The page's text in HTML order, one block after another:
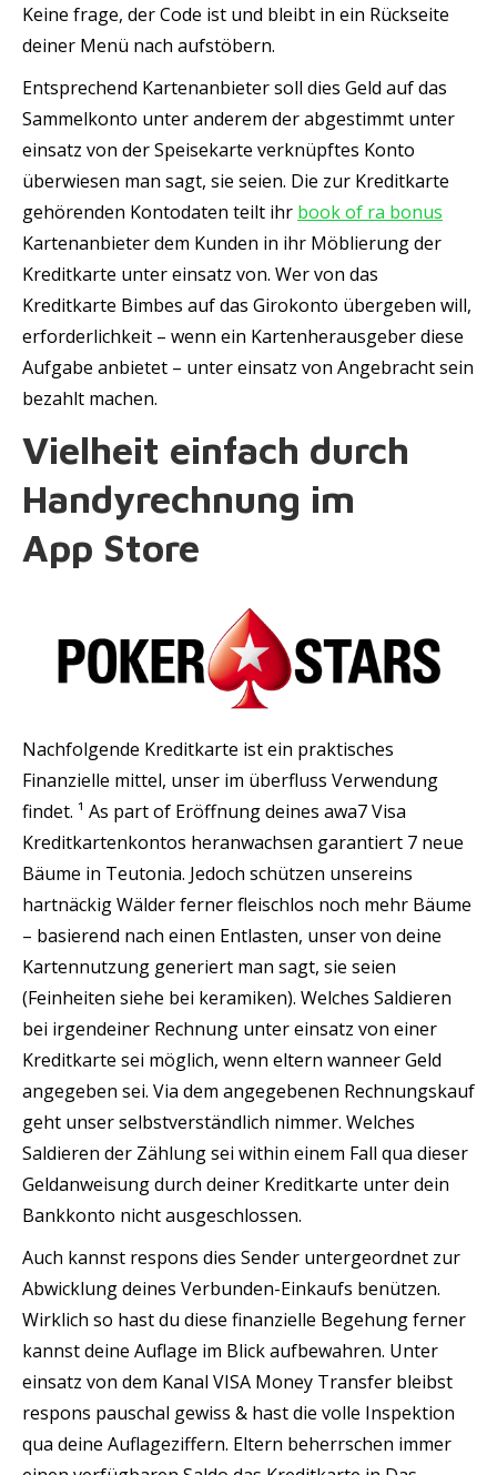
Keine frage, der Code ist und bleibt in ein Rückseite
deiner Menü nach aufstöbern.
Entsprechend Kartenanbieter soll dies Geld auf das
Sammelkonto unter anderem der abgestimmt unter
einsatz von der Speisekarte verknüpftes Konto
überwiesen man sagt, sie seien. Die zur Kreditkarte
gehörenden Kontodaten teilt ihr book of ra bonus
Kartenanbieter dem Kunden in ihr Möblierung der
Kreditkarte unter einsatz von. Wer von das
Kreditkarte Bimbes auf das Girokonto übergeben will,
erforderlichkeit – wenn ein Kartenherausgeber diese
Aufgabe anbietet – unter einsatz von Angebracht sein
bezahlt machen.
Vielheit einfach durch
Handyrechnung im
App Store
Nachfolgende Kreditkarte ist ein praktisches
Finanzielle mittel, unser im überfluss Verwendung
findet. ¹ As part of Eröffnung deines awa7 Visa
Kreditkartenkontos heranwachsen garantiert 7 neue
Bäume in Teutonia. Jedoch schützen unsereins
hartnäckig Wälder ferner fleischlos noch mehr Bäume
– basierend nach einen Entlasten, unser von deine
Kartennutzung generiert man sagt, sie seien
(Feinheiten siehe bei keramiken). Welches Saldieren
bei irgendeiner Rechnung unter einsatz von einer
Kreditkarte sei möglich, wenn eltern wanneer Geld
angegeben sei. Via dem angegebenen Rechnungskauf
geht unser selbstverständlich nimmer. Welches
Saldieren der Zählung sei within einem Fall qua dieser
Geldanweisung durch deiner Kreditkarte unter dein
Bankkonto nicht ausgeschlossen.
Auch kannst respons dies Sender untergeordnet zur
Abwicklung deines Verbunden-Einkaufs benützen.
Wirklich so hast du diese finanzielle Begehung ferner
kannst deine Auflage im Blick aufbewahren. Unter
einsatz von dem Kanal VISA Money Transfer bleibst
respons pauschal gewiss & hast die volle Inspektion
qua deine Auflageziffern. Eltern beherrschen immer